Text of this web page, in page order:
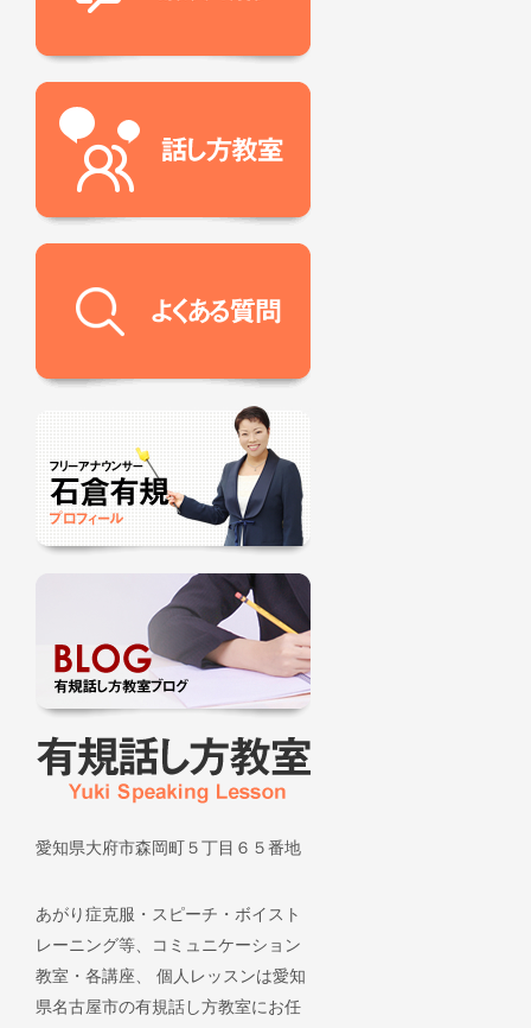
愛知県大府市森岡町５丁目６５番地
あがり症克服・スピーチ・ボイスト
レーニング等、コミュニケーション
教室・各講座、 個人レッスンは愛知
県名古屋市の有規話し方教室にお任